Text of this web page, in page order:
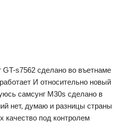
GT-s7562 сделано во въетнаме
И относительно новый
самсунг М30s сделано в
нет, думаю и разницы страны
качество под контролем